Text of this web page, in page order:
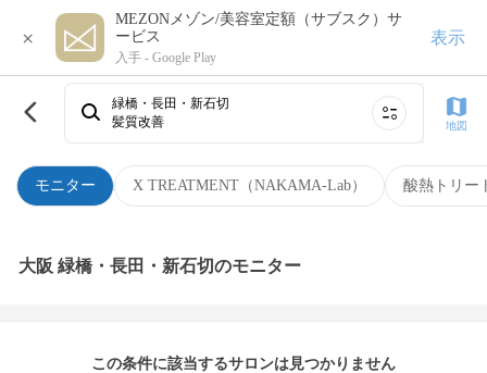
×
MEZONメゾン/美容室定額（サブスク）サ
ービス
入手 - Google Play
表示
モニター X TREATMENT（NAKAMA-Lab） 酸熱トリー
緑橋・長田・新石切
髪質改善
地図
大阪 緑橋・長田・新石切のモニター
この条件に該当するサロンは見つかりません